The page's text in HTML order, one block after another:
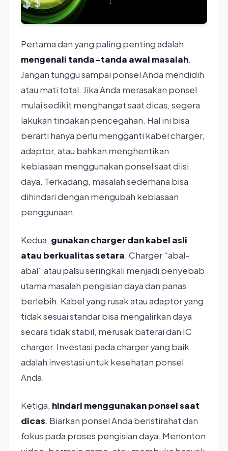
Pertama dan yang paling penting adalah
mengenali tanda-tanda awal masalah.
Jangan tunggu sampai ponsel Anda mendidih
atau mati total. Jika Anda merasakan ponsel
mulai sedikit menghangat saat dicas, segera
lakukan tindakan pencegahan. Hal ini bisa
berarti hanya perlu mengganti kabel charger,
adaptor, atau bahkan menghentikan
kebiasaan menggunakan ponsel saat diisi
daya. Terkadang, masalah sederhana bisa
dihindari dengan mengubah kebiasaan
penggunaan.
Kedua, gunakan charger dan kabel asli
atau berkualitas setara. Charger “abal-
abal” atau palsu seringkali menjadi penyebab
utama masalah pengisian daya dan panas
berlebih. Kabel yang rusak atau adaptor yang
tidak sesuai standar bisa mengalirkan daya
secara tidak stabil, merusak baterai dan IC
charger. Investasi pada charger yang baik
adalah investasi untuk kesehatan ponsel
Anda.
Ketiga, hindari menggunakan ponsel saat
dicas. Biarkan ponsel Anda beristirahat dan
fokus pada proses pengisian daya. Menonton